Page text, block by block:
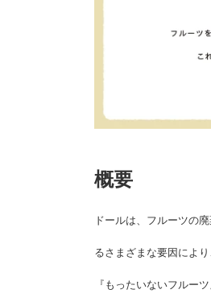
概要
ドールは、フルーツの
るさまざまな要因によ
『もったいないフルー